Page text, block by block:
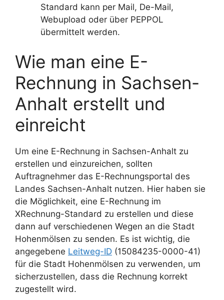
Standard kann per Mail, De-Mail,
Webupload oder über PEPPOL
übermittelt werden.
Wie man eine E-
Rechnung in Sachsen-
Anhalt erstellt und
einreicht
Um eine E-Rechnung in Sachsen-Anhalt zu
erstellen und einzureichen, sollten
Auftragnehmer das E-Rechnungsportal des
Landes Sachsen-Anhalt nutzen. Hier haben sie
die Möglichkeit, eine E-Rechnung im
XRechnung-Standard zu erstellen und diese
dann auf verschiedenen Wegen an die Stadt
Hohenmölsen zu senden. Es ist wichtig, die
angegebene Leitweg-ID (15084235-0000-41)
für die Stadt Hohenmölsen zu verwenden, um
sicherzustellen, dass die Rechnung korrekt
zugestellt wird.